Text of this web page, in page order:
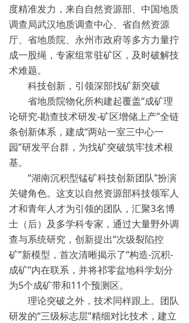
度精准发力，来自自然资源部、中国地质
调查局武汉地质调查中心、省自然资源
厅、省地质院、永州市政府等多方力量拧
成一股绳，专家组常驻矿区，及时破解技
术难题。
科技创新，引领深部找矿新突破
省地质院物化所构建起覆盖“成矿理
论研究-勘查技术研发-矿区增储上产”全链
条创新体系，建成“两站一室三中心一
园”研发平台群，为找矿突破筑牢技术根
基。
“湖南沉积型锰矿科技创新团队”扮演
关键角色。这支以自然资源部科技领军人
才和青年人才为引领的团队，汇聚3名博
士（后）及多学科专家，通过大量野外调
查与系统研究，创新提出“次级裂陷控
矿”新模型，首次清晰揭示了“构造-沉积-
成矿”内在联系，并将祁零盆地科学划分
为5个成矿带和11个预测区。
理论突破之外，技术同样跟上。团队
研发的“三级标志层”精细对比技术，建立